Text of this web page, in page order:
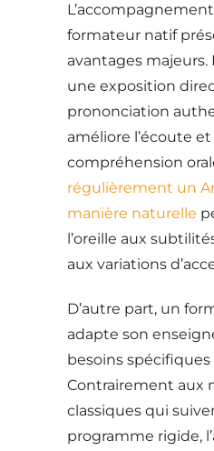
formateur natif
avantages majeurs.
une exposition
prononciation
améliore l’écoute et
compréhension
régulièrement un
manière naturelle
l’oreille aux
aux variations
D’autre part, un
adapte son
besoins spécifiques
Contrairement aux
classiques qui
programme rigide,